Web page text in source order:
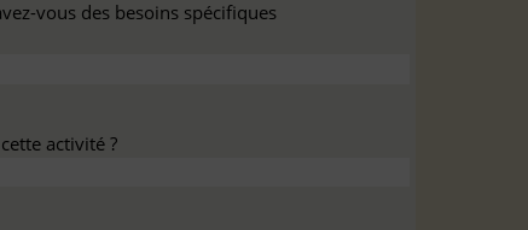
vous des besoins spécifiques
activité ?